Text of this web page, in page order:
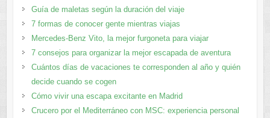
Guía de maletas según la duración del viaje
7 formas de conocer gente mientras viajas
Mercedes-Benz Vito, la mejor furgoneta para viajar
7 consejos para organizar la mejor escapada de aventura
Cuántos días de vacaciones te corresponden al año y quién
decide cuando se cogen
Cómo vivir una escapa excitante en Madrid
Crucero por el Mediterráneo con MSC: experiencia personal